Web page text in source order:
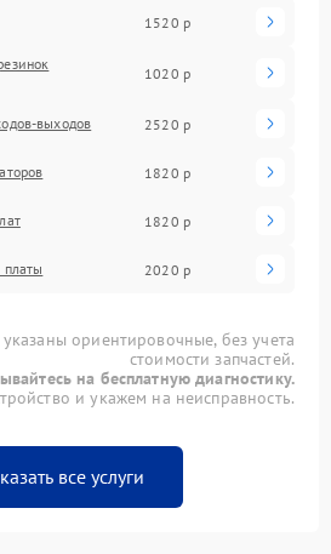
1520 р
1020 р
выходов 2520 р
1820 р
1820 р
платы 2020 р
ориентировочные, без учета
стоимости запчастей.
на бесплатную диагностику.
и укажем на неисправность.
все услуги